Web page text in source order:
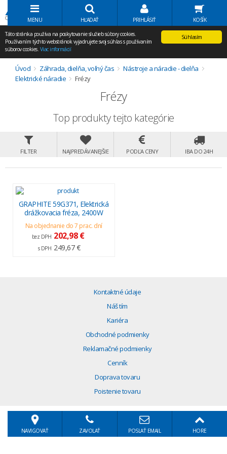
Volať Agem
MENU HĽADAŤ PRIHLÁSIŤ KOŠÍK
Súhlasím
Táto stránka používa na poskytovanie služieb súbory cookies.
Používaním týchto webstránok vyjadrujete svoj súhlas s používaním
súborov cookies. Viac informácií
Úvod Záhrada, dielňa, voľný čas
Nástroje a náradie - dielňa
Elektrické náradie
Frézy
Frézy
Top produkty tejto kategórie
FILTER NAJPREDÁVANEJŠIE PODĽA CENY IBA DO 24H
GRAPHITE 59G371, Elektrická
drážkovacia fréza, 2400W
Na objednanie do 7 prac. dní
bez DPH 202,98 €
s DPH 249,67 €
Kontaktné údaje
Náš tím
Kariéra
Obchodné podmienky
Reklamačné podmienky
Cenník
Doprava tovaru
Poistenie tovaru
NAVIGOVAŤ ZAVOLAŤ POSLAŤ EMAIL HORE